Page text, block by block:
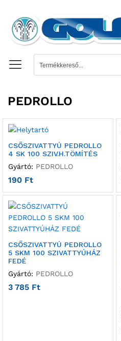
PEDROLLO
CSŐSZIVATTYÚ PEDROLLO
4 SK 100 SZIV.H.TÖMÍTÉS
Gyártó: PEDROLLO
190 Ft
CSŐSZIVATTYÚ PEDROLLO
5 SKM 100 SZIVATTYÚHÁZ
FEDÉ
Gyártó: PEDROLLO
3 785 Ft